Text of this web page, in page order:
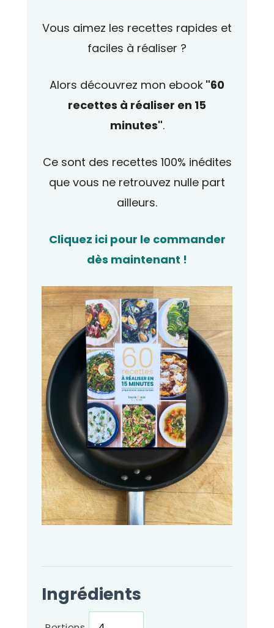
Vous aimez les recettes rapides et
faciles à réaliser ?
Alors découvrez mon ebook "60
recettes à réaliser en 15
minutes".
Ce sont des recettes 100% inédites
que vous ne retrouvez nulle part
ailleurs.
Cliquez ici pour le commander
dès maintenant !
Ingrédients